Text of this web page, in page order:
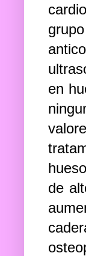
en
de